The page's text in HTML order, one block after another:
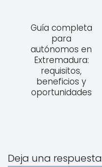
Guía completa
para
autónomos en
Extremadura:
requisitos,
beneficios y
oportunidades
Deja una respuesta